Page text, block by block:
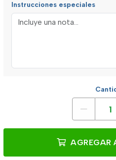
Instrucciones especiales
AGREGAR